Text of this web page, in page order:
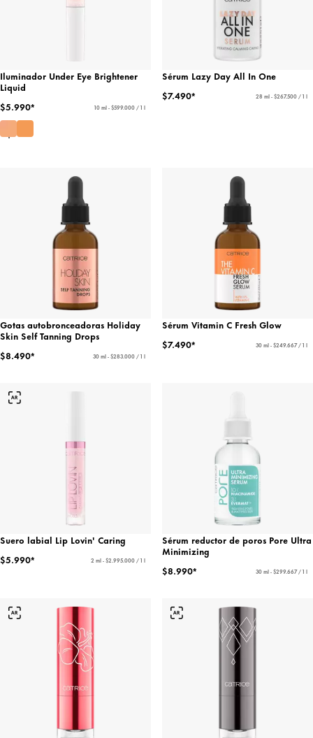
Iluminador Under Eye Brightener
Liquid
$5.990*
10 ml - $599.000 / 1 l
Sérum Lazy Day All In One
$7.490*
28 ml - $267.500 / 1 l
Gotas autobronceadoras Holiday
Skin Self Tanning Drops
$8.490*
30 ml - $283.000 / 1 l
Sérum Vitamin C Fresh Glow
$7.490*
30 ml - $249.667 / 1 l
Suero labial Lip Lovin' Caring
$5.990*
2 ml - $2.995.000 / 1 l
Sérum reductor de poros Pore Ultra
Minimizing
$8.990*
30 ml - $299.667 / 1 l